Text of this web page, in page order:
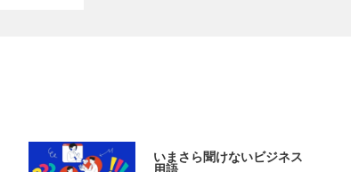
いまさら聞けないビジネス